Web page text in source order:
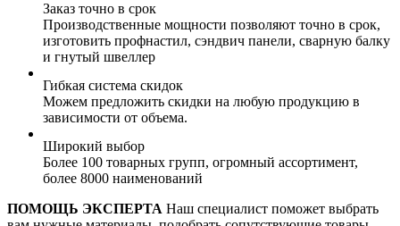
Заказ точно в срок
Производственные мощности позволяют точно в срок,
изготовить профнастил, сэндвич панели, сварную балку
и гнутый швеллер
Гибкая система скидок
Можем предложить скидки на любую продукцию в
зависимости от объема.
Широкий выбор
Более 100 товарных групп, огромный ассортимент,
более 8000 наименований
ПОМОЩЬ ЭКСПЕРТА Наш специалист поможет выбрать